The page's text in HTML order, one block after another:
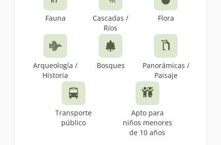
Fauna
Cascadas /
Ríos
Flora
Arqueología /
Historia
Bosques
Panorámicas /
Paisaje
Transporte
público
Apto para
niños menores
de 10 años